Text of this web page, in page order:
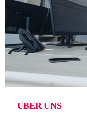
ÜBER UNS